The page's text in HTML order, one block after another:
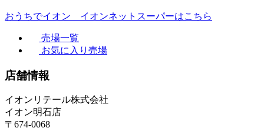
おうちでイオン イオンネットスーパーはこちら
売場一覧
お気に入り売場
店舗情報
イオンリテール株式会社
イオン明石店
〒674-0068